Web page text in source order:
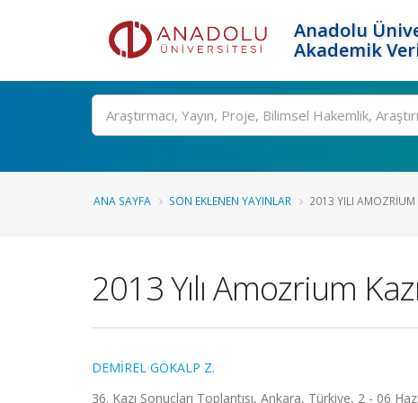
Anadolu
Akademik
Ara
ANA SAYFA SON EKLENEN YAYINLAR 2013 YILI AMOZRIUM
2013 Yılı Amozrium
DEMİREL GÖKALP Z.
36. Kazı Sonuçları Toplantısı, Ankara, Türkiye, 2 - 06